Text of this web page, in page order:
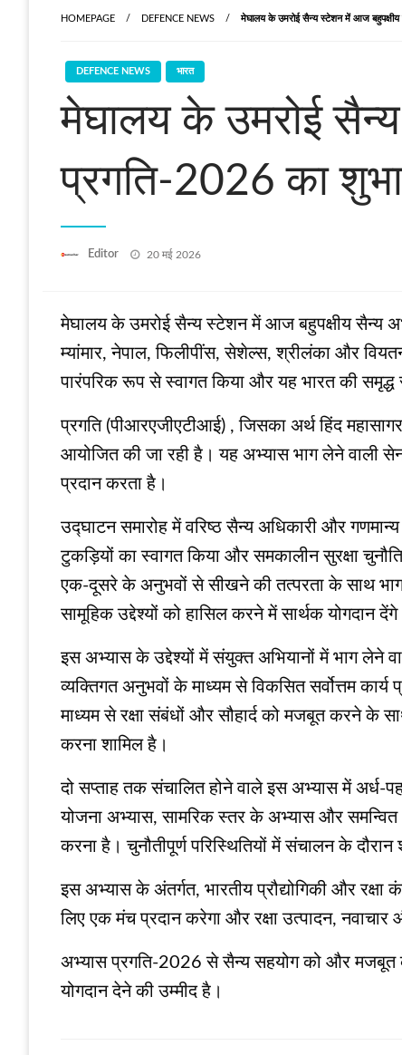
HOMEPAGE DEFENCE NEWS मेघालय के उमरोई सैन्य स्टेशन में आज
DEFENCE NEWS भारत
मेघालय के उमरोई
प्रगति-2026 का
Editor
Posted
20 मई 2026
मेघालय के उमरोई सैन्य स्टेशन में आज बहुपक्षीय सैन्य
म्यांमार, नेपाल, फिलीपींस, सेशेल्स, श्रीलंका और
पारंपरिक रूप से स्वागत किया और यह भारत की
प्रगति (पीआरएजीएटीआई) , जिसका अर्थ हिंद
आयोजित की जा रही है। यह अभ्यास भाग लेने
प्रदान करता है।
उद्घाटन समारोह में वरिष्ठ सैन्य अधिकारी और
टुकड़ियों का स्वागत किया और समकालीन सुरक्षा
एक-दूसरे के अनुभवों से सीखने की तत्परता के साथ भाग
सामूहिक उद्देश्यों को हासिल करने में सार्थक योगदान
इस अभ्यास के उद्देश्यों में संयुक्त अभियानों में भाग लेने
व्यक्तिगत अनुभवों के माध्यम से विकसित सर्वोत्तम
माध्यम से रक्षा संबंधों और सौहार्द को मजबूत करने के
करना शामिल है।
दो सप्ताह तक संचालित होने वाले इस अभ्यास में अर्ध-
योजना अभ्यास, सामरिक स्तर के अभ्यास और समन्वित
करना है। चुनौतीपूर्ण परिस्थितियों में संचालन के
इस अभ्यास के अंतर्गत, भारतीय प्रौद्योगिकी और
लिए एक मंच प्रदान करेगा और रक्षा उत्पादन,
अभ्यास प्रगति-2026 से सैन्य सहयोग को और मजबूत
योगदान देने की उम्मीद है।